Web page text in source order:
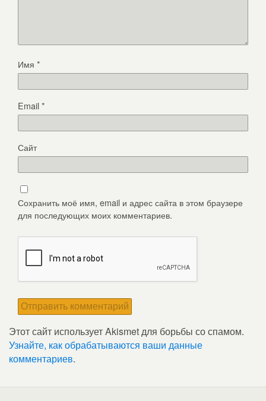
Имя *
Email*
Сайт
Сохранить моё имя, email и адрес сайта в этом браузере
для последующих моих комментариев.
Этот сайт использует Akismet для борьбы со спамом.
Узнайте, как обрабатываются ваши данные
комментариев.